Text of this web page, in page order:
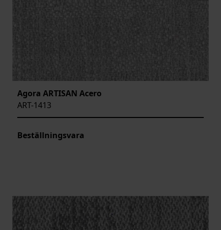
Agora ARTISAN Acero
ART-1413
Beställningsvara